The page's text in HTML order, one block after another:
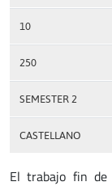
10
250
SEMESTER 2
CASTELLANO
El trabajo fin de